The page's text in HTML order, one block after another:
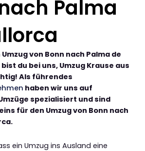
Palma
von Bonn nach Palma de
du bei uns, Umzug Krause aus
Als führendes
haben wir uns auf
spezialisiert und sind
für den Umzug von Bonn nach
ein Umzug ins Ausland eine